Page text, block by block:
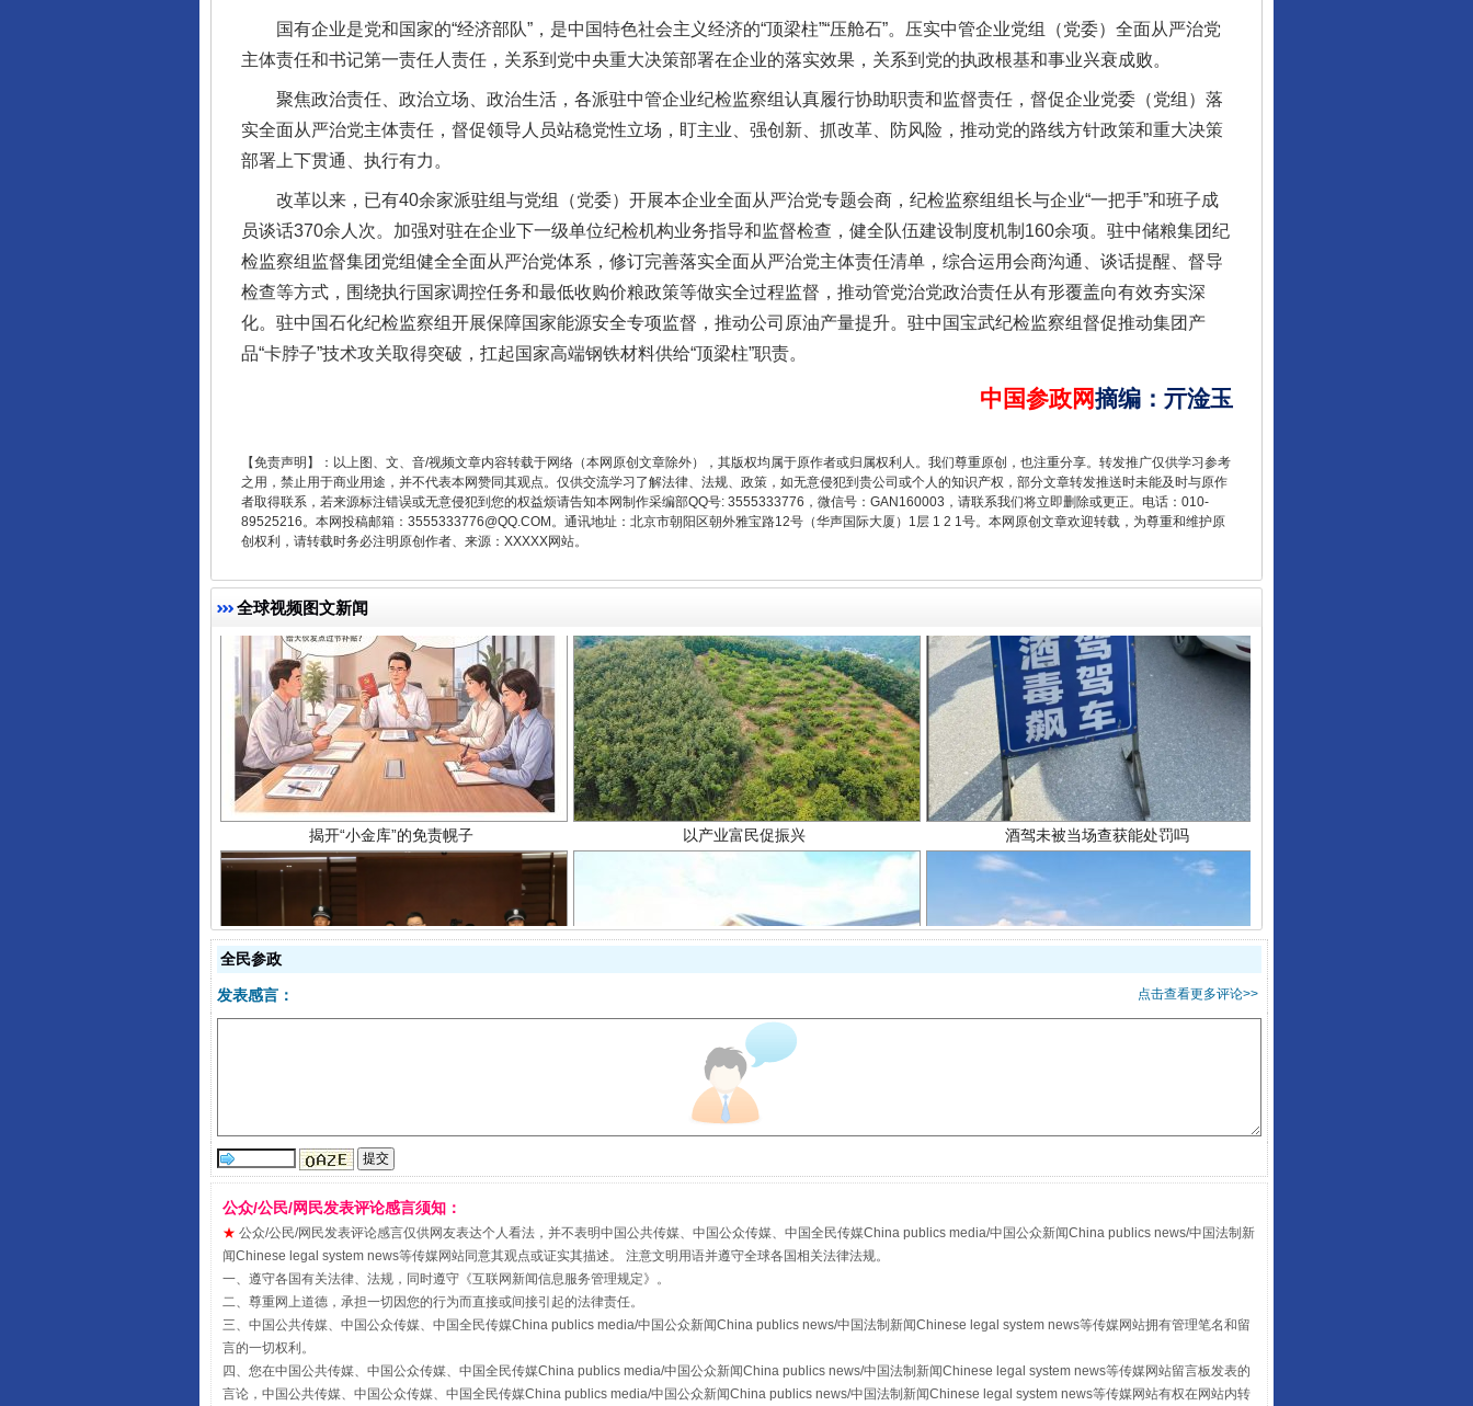
国有企业是党和国家的“经济部队”，是中国特色社会主义经济的“顶梁柱”“压舱石”。压实中管企业党组（党委）全面从严治党
主体责任和书记第一责任人责任，关系到党中央重大决策部署在企业的落实效果，关系到党的执政根基和事业兴衰成败。
聚焦政治责任、政治立场、政治生活，各派驻中管企业纪检监察组认真履行协助职责和监督责任，督促企业党委（党组）落
实全面从严治党主体责任，督促领导人员站稳党性立场，盯主业、强创新、抓改革、防风险，推动党的路线方针政策和重大决策
部署上下贯通、执行有力。
改革以来，已有40余家派驻组与党组（党委）开展本企业全面从严治党专题会商，纪检监察组组长与企业“一把手”和班子成
员谈话370余人次。加强对驻在企业下一级单位纪检机构业务指导和监督检查，健全队伍建设制度机制160余项。驻中储粮集团纪
检监察组监督集团党组健全全面从严治党体系，修订完善落实全面从严治党主体责任清单，综合运用会商沟通、谈话提醒、督导
检查等方式，围绕执行国家调控任务和最低收购价粮政策等做实全过程监督，推动管党治党政治责任从有形覆盖向有效夯实深
化。驻中国石化纪检监察组开展保障国家能源安全专项监督，推动公司原油产量提升。驻中国宝武纪检监察组督促推动集团产
品“卡脖子”技术攻关取得突破，扛起国家高端钢铁材料供给“顶梁柱”职责。
中国参政网摘编 ： 亓淦玉
【免责声明】：以上图、文、音/视频文章内容转载于网络（本网原创文章除外），其版权均属于原作者或归属权利人。我们尊重原创，也注重分享。转发推广仅供学习参考
之用，禁止用于商业用途，并不代表本网赞同其观点。仅供交流学习了解法律、法规、政策，如无意侵犯到贵公司或个人的知识产权，部分文章转发推送时未能及时与原作
者取得联系，若来源标注错误或无意侵犯到您的权益烦请告知本网制作采编部QQ号: 3555333776，微信号：GAN160003，请联系我们将立即删除或更正。电话：010-
89525216。本网投稿邮箱：3555333776@QQ.COM。通讯地址：北京市朝阳区朝外雅宝路12号（华声国际大厦）1层 1 2 1号。本网原创文章欢迎转载，为尊重和维护原
创权利，请转载时务必注明原创作者、来源：XXXXX网站。
全球视频图文新闻
东山县通报“牛蛙产品抗生素超标问题” 法徽映军营 权益有保障 让核能赋能千行百业
从数据变化看反腐深化
揭开“小金库”的免责幌子 以产业富民促振兴 酒驾未被当场查获能处罚吗
“后车司机肯定在骂我”
全民健身五年计划来了！等你上场
全民参政
点击查看更多评论>>
发表感言：
公众/公民/网民发表评论感言须知：
★ 公众/公民/网民发表评论感言仅供网友表达个人看法，并不表明中国公共传媒、中国公众传媒、中国全民传媒China publics media/中国公众新闻China publics news/中国法制新
闻Chinese legal system news等传媒网站同意其观点或证实其描述。 注意文明用语并遵守全球各国相关法律法规。
一、遵守各国有关法律、法规，同时遵守《互联网新闻信息服务管理规定》。
二、尊重网上道德，承担一切因您的行为而直接或间接引起的法律责任。
三、中国公共传媒、中国公众传媒、中国全民传媒China publics media/中国公众新闻China publics news/中国法制新闻Chinese legal system news等传媒网站拥有管理笔名和留
言的一切权利。
四、您在中国公共传媒、中国公众传媒、中国全民传媒China publics media/中国公众新闻China publics news/中国法制新闻Chinese legal system news等传媒网站留言板发表的
言论，中国公共传媒、中国公众传媒、中国全民传媒China publics media/中国公众新闻China publics news/中国法制新闻Chinese legal system news等传媒网站有权在网站内转